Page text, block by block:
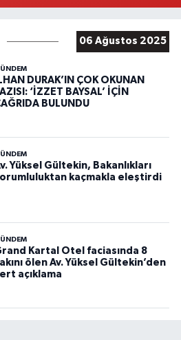
06 Ağustos 2025
DURAK’IN ÇOK OKUNAN
‘İZZET BAYSAL’ İÇİN
BULUNDU
Yüksel Gültekin, Bakanlıkları
kaçmakla eleştirdi
Kartal Otel faciasında 8
ölen Av. Yüksel Gültekin’den
açıklama